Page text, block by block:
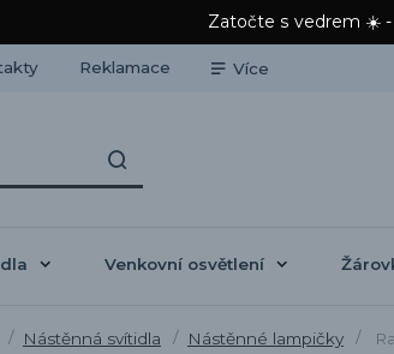
Zatočte s vedrem ☀️ -
Reklamace Více
Venkovní osvětlení
Nástěnná svítidla Nástěnné lampičky